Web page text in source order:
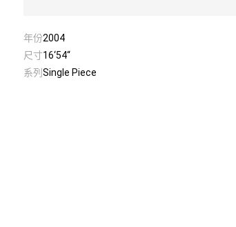
年份2004
尺寸16‘54“
系列 Single Piece